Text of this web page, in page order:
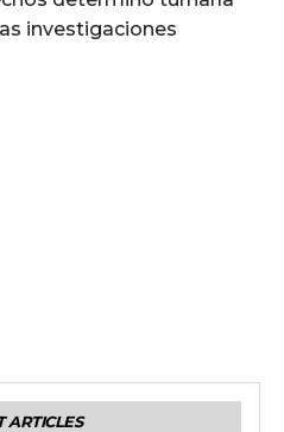
investigaciones
ARTICLES